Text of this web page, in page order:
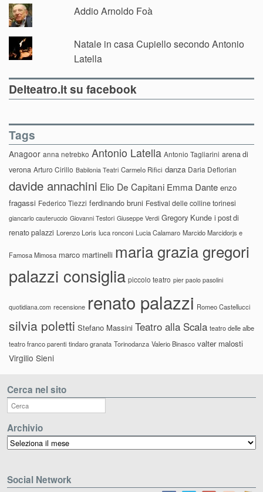
Addio Arnoldo Foà
Natale in casa Cupiello secondo Antonio
Latella
Delteatro.it su facebook
Tags
Anagoor anna netrebko Antonio Latella Antonio Tagliarini arena di
verona Arturo Cirillo Babilonia Teatri Carmelo Rifici danza Daria Deflorian
davide annachini Elio De Capitani Emma Dante enzo
fragassi Federico Tiezzi ferdinando bruni Festival delle colline torinesi
giancarlo cauteruccio Giovanni Testori Giuseppe Verdi Gregory Kunde i post di
renato palazzi Lorenzo Loris luca ronconi Lucia Calamaro Marcido Marcidorjs e
Famosa Mimosa marco martinelli maria grazia gregori
palazzi consiglia piccolo teatro pier paolo pasolini
quotidiana.com recensione renato palazzi Romeo Castellucci
silvia poletti Stefano Massini Teatro alla Scala teatro delle albe
teatro franco parenti tindaro granata Torinodanza Valerio Binasco valter malosti
Virgilio Sieni
Cerca nel sito
Archivio
Archivio
Social Network